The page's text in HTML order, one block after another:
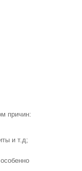
причин:
и т.д;